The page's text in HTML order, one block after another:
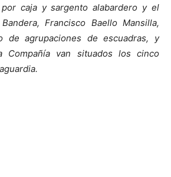
por caja y sargento alabardero y el
Francisco Baello Mansilla,
de agrupaciones de escuadras, y
van situados los cinco